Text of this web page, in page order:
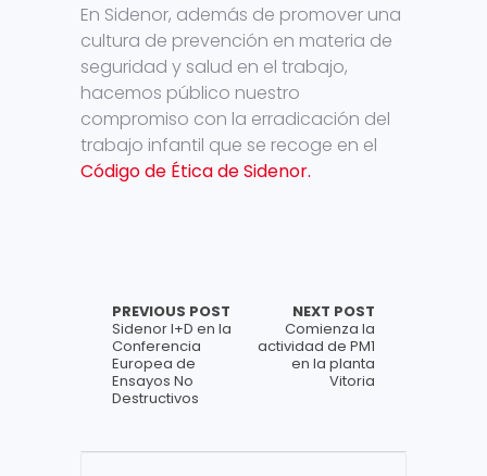
En Sidenor, además de promover una
cultura de prevención en materia de
seguridad y salud en el trabajo,
hacemos público nuestro
compromiso con la erradicación del
trabajo infantil que se recoge en el
Código de Ética de Sidenor.
PREVIOUS POST
Sidenor I+D en la
Conferencia
Europea de
Ensayos No
Destructivos
NEXT POST
Comienza la
actividad de PM1
en la planta
Vitoria